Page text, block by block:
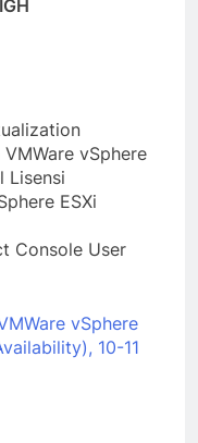
vSphere
Lisensi
ESXi
Console User
vSphere
10-11